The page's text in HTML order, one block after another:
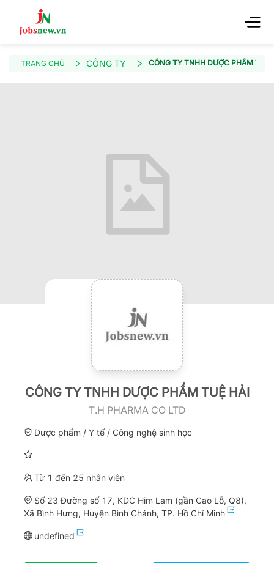
TRANG CHỦ CÔNG TY CÔNG TY TNHH DƯỢC PHẨM TUỆ
CÔNG TY TNHH DƯỢC PHẨM TUỆ HẢI
T.H PHARMA CO LTD
Dược phẩm / Y tế / Công nghệ sinh học
Từ 1 đến 25 nhân viên
Số 23 Đường số 17, KDC Him Lam (gần Cao Lỗ, Q8),
Xã Bình Hưng, Huyện Bình Chánh, TP. Hồ Chí Minh
undefined